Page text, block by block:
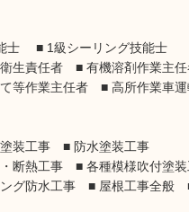
士 ■ 1級シーリング技能士
衛生責任者 ■ 有機溶剤作業主
等作業主任者 ■ 高所作業車運
塗装工事 ■ 防水塗装工事
・断熱工事 ■ 各種模様吹付塗
ング防水工事 ■ 屋根工事全般